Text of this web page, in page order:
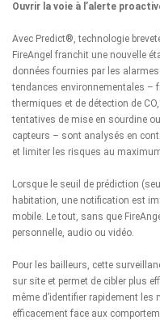
Ouvrir la voie à l’alerte
Avec Predict®, technologie
FireAngel franchit une nouvelle
données fournies par les
tendances environnementales –
thermiques et de détection de
tentatives de mise en sourdine
capteurs – sont analysés en
et limiter les risques au
Lorsque le seuil de prédiction
habitation, une notification est
mobile. Le tout, sans que
personnelle, audio ou vidéo.
Pour les bailleurs, cette
sur site et permet de cibler plus
même d’identifier rapidement
efficacement face aux